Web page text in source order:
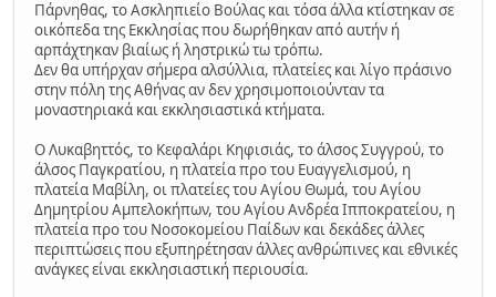
Πάρνηθας, το Ασκληπιείο Βούλας και τόσα άλλα κτίστηκαν σε
οικόπεδα της Εκκλησίας που δωρήθηκαν από αυτήν ή
αρπάχτηκαν βιαίως ή ληστρικώ τω τρόπω.
Δεν θα υπήρχαν σήμερα αλσύλλια, πλατείες και λίγο πράσινο
στην πόλη της Αθήνας αν δεν χρησιμοποιούνταν τα
μοναστηριακά και εκκλησιαστικά κτήματα.
Ο Λυκαβηττός, το Κεφαλάρι Κηφισιάς, το άλσος Συγγρού, το
άλσος Παγκρατίου, η πλατεία προ του Ευαγγελισμού, η
πλατεία Μαβίλη, οι πλατείες του Αγίου Θωμά, του Αγίου
Δημητρίου Αμπελοκήπων, του Αγίου Ανδρέα Ιπποκρατείου, η
πλατεία προ του Νοσοκομείου Παίδων και δεκάδες άλλες
περιπτώσεις που εξυπηρέτησαν άλλες ανθρώπινες και εθνικές
ανάγκες είναι εκκλησιαστική περιουσία.